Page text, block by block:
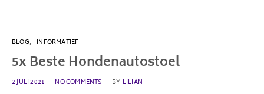
BLOG INFORMATIEF
5x Beste Hondenautostoel
POSTED
2 JULI 2021 NO COMMENTS BY LILIAN